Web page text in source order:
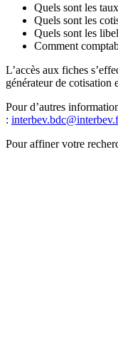
Quels sont les
Quels sont les
Quels sont les
Comment
L’accès aux fiches
générateur de cotisation
Pour d’autres
:
Pour affiner votre